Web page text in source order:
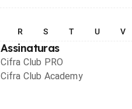
R S T U V
Assinaturas
Cifra Club PRO
Cifra Club Academy